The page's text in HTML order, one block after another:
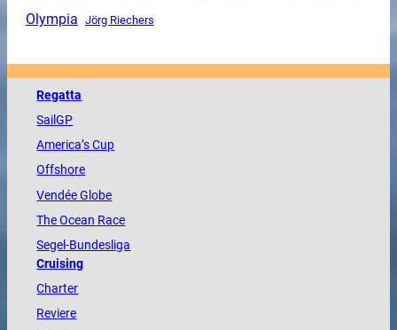
Olympia Jörg Riechers
Regatta
SailGP
America’s Cup
Offshore
VendéeGlobe
TheOcean Race
Segel-Bundesliga
Cruising
Charter
Reviere